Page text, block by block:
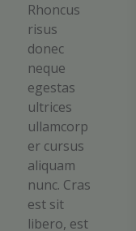
Rhoncus
risus
donec
neque
egestas
ultrices
ullamcorp
er cursus
aliquam
nunc. Cras
est sit
libero, est